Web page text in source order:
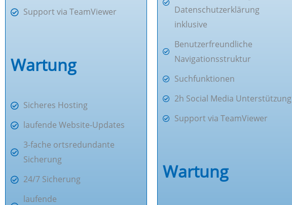
Support via TeamViewer
Wartung
Sicheres Hosting
laufende Website-Updates
3-fache ortsredundante
Sicherung
24/7 Sicherung
laufende
Datenschutzerklärung
inklusive
Benutzerfreundliche
Navigationsstruktur
Suchfunktionen
2h Social Media Unterstützung
Support via TeamViewer
Wartung